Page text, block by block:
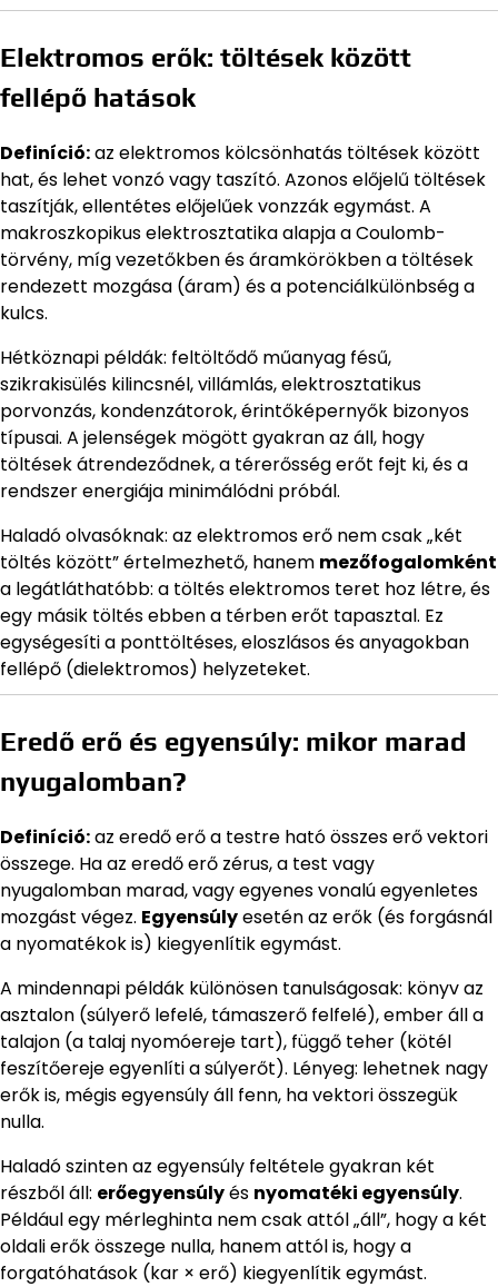
Elektromos erők: töltések között
fellépő hatások
Definíció:az elektromos kölcsönhatás töltések között
hat, és lehet vonzó vagy taszító. Azonos előjelű töltések
taszítják, ellentétes előjelűek vonzzák egymást. A
makroszkopikus elektrosztatika alapja a Coulomb-
törvény, míg vezetőkben és áramkörökben a töltések
rendezett mozgása (áram) és a potenciálkülönbség a
kulcs.
Hétköznapi példák: feltöltődő műanyag fésű,
szikrakisülés kilincsnél, villámlás, elektrosztatikus
porvonzás, kondenzátorok, érintőképernyők bizonyos
típusai. A jelenségek mögött gyakran az áll, hogy
töltések átrendeződnek, a térerősség erőt fejt ki, és a
rendszer energiája minimálódni próbál.
Haladó olvasóknak: az elektromos erő nem csak „két
töltés között” értelmezhető, hanem mezőfogalomként
a legátláthatóbb: a töltés elektromos teret hoz létre, és
egy másik töltés ebben a térben erőt tapasztal. Ez
egységesíti a ponttöltéses, eloszlásos és anyagokban
fellépő (dielektromos) helyzeteket.
Eredő erő és egyensúly: mikor marad
nyugalomban?
Definíció:az eredő erő a testre ható összes erő vektori
összege. Ha az eredő erő zérus, a test vagy
nyugalomban marad, vagy egyenes vonalú egyenletes
mozgást végez. Egyensúlyesetén az erők (és forgásnál
a nyomatékok is) kiegyenlítik egymást.
A mindennapi példák különösen tanulságosak: könyv az
asztalon (súlyerő lefelé, támaszerő felfelé), ember áll a
talajon (a talaj nyomóereje tart), függő teher (kötél
feszítőereje egyenlíti a súlyerőt). Lényeg: lehetnek nagy
erők is, mégis egyensúly áll fenn, ha vektori összegük
nulla.
Haladó szinten az egyensúly feltétele gyakran két
részből áll: erőegyensúlyés nyomatéki egyensúly.
Például egy mérleghinta nem csak attól „áll”, hogy a két
oldali erők összege nulla, hanem attól is, hogy a
forgatóhatások (kar × erő) kiegyenlítik egymást.